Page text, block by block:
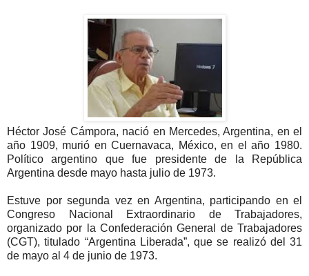
Héctor José Cámpora, nació en Mercedes, Argentina, en el
año 1909, murió en Cuernavaca, México, en el año 1980.
Político argentino que fue presidente de la República
Argentina desde mayo hasta julio de 1973.
Estuve por segunda vez en Argentina, participando en el
Congreso Nacional Extraordinario de Trabajadores,
organizado por la Confederación General de Trabajadores
(CGT), titulado “Argentina Liberada”, que se realizó del 31
de mayo al 4 de junio de 1973.